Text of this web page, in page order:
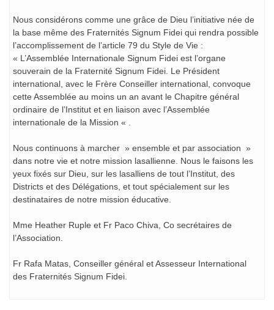
Nous considérons comme une grâce de Dieu l’initiative née de
la base même des Fraternités Signum Fidei qui rendra possible
l’accomplissement de l’article 79 du Style de Vie :
« L’Assemblée Internationale Signum Fidei est l’organe
souverain de la Fraternité Signum Fidei. Le Président
international, avec le Frère Conseiller international, convoque
cette Assemblée au moins un an avant le Chapitre général
ordinaire de l’Institut et en liaison avec l’Assemblée
internationale de la Mission « .
Nous continuons à marcher » ensemble et par association »
dans notre vie et notre mission lasallienne. Nous le faisons les
yeux fixés sur Dieu, sur les lasalliens de tout l’Institut, des
Districts et des Délégations, et tout spécialement sur les
destinataires de notre mission éducative.
Mme Heather Ruple et Fr Paco Chiva, Co secrétaires de
l’Association.
Fr Rafa Matas, Conseiller général et Assesseur International
des Fraternités Signum Fidei.